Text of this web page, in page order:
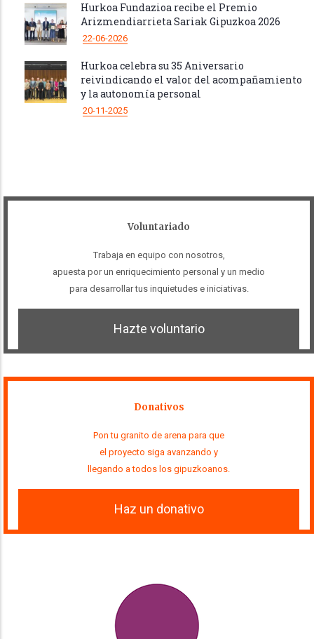
Hurkoa Fundazioa recibe el Premio
Arizmendiarrieta Sariak Gipuzkoa 2026
22-06-2026
Hurkoa celebra su 35 Aniversario
reivindicando el valor del acompañamiento
y la autonomía personal
20-11-2025
Voluntariado
Trabaja en equipo con nosotros,
apuesta por un enriquecimiento personal y un medio
para desarrollar tus inquietudes e iniciativas.
Hazte voluntario
Donativos
Pon tu granito de arena para que
el proyecto siga avanzando y
llegando a todos los gipuzkoanos.
Haz un donativo